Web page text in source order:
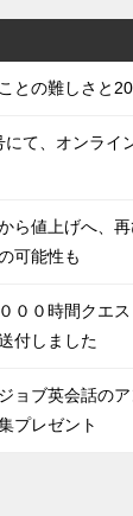
との難しさと
にて、オンライ
ら値上げへ、
可能性も
００時間クエ
付しました
ョブ英会話の
プレゼント